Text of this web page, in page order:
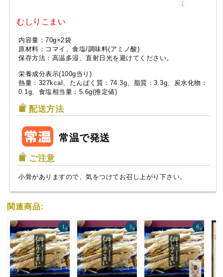
むしりこまい
内容量：70g×2袋
原材料：コマイ、食塩/調味料(アミノ酸)
保存方法：高温多湿、直射日光を避けてください。
栄養成分表示(100g当り)
熱量：327kcal、たんぱく質：74.3g、脂質：3.3g、炭水化物：
0.1g、食塩相当量：5.6g(推定値)
配送方法
常温で発送
ご注意
小骨がありますので、気をつけてお召し上がり下さい。
関連商品: